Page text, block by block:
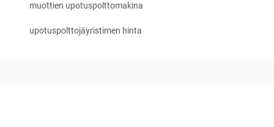
muottien upotuspolttomakina
upotuspolttojäyristimen hinta